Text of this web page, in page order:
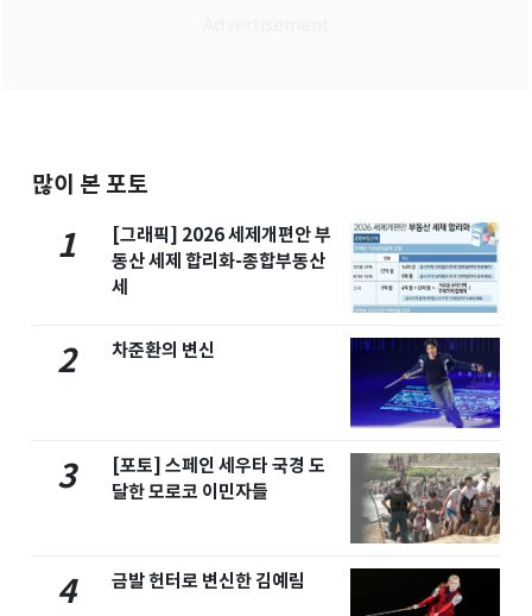
많이 본 포토
1
[그래픽] 2026 세제개편안 부
동산 세제 합리화-종합부동산
세
2 차준환의 변신
3
[포토] 스페인 세우타 국경 도
달한 모로코 이민자들
4 금발 헌터로 변신한 김예림